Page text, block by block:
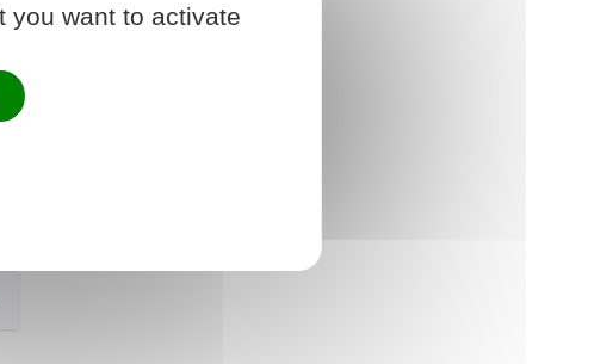
you want to activate